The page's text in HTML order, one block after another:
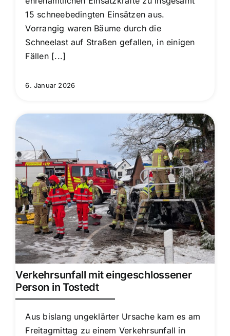
15 schneebedingten Einsätzen aus.
Vorrangig waren Bäume durch die
Schneelast auf Straßen gefallen, in einigen
Fällen [...]
6. Januar 2026
Verkehrsunfall mit eingeschlossener
Person in Tostedt
Aus bislang ungeklärter Ursache kam es am
Freitagmittag zu einem Verkehrsunfall in